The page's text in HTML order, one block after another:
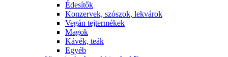
Édesítők
Konzervek, szószok, lekvárok
Vegán tejtermékek
Magok
Kávék, teák
Egyéb